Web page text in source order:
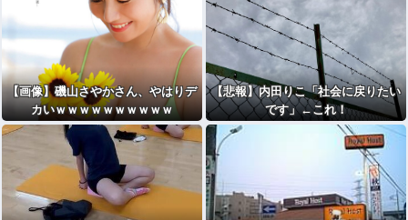
【画像】磯山さやかさん、やはりデ
カいｗｗｗｗｗｗｗｗｗｗ
【悲報】内田りこ「社会に戻りたい
です」←これ！